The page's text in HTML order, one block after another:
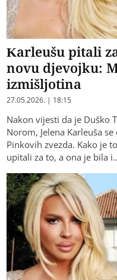
Karleušu pitali
novu djevojku:
izmišljotina
27.05.2026. | 18:15
Nakon vijesti da je Duško
Norom, Jelena Karleuša
Pinkovih zvezda. Kako je
upitali za to, a ona je bila